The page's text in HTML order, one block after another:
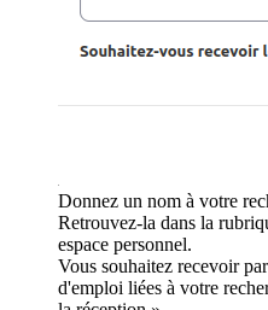
Donnez un nom à votre
Retrouvez-la dans la
espace personnel.
Vous souhaitez recevoir
d'emploi liées à votre